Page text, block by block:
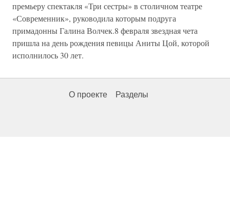
премьеру спектакля «Три сестры» в столичном театре
«Современник», руководила которым подруга
примадонны Галина Волчек.8 февраля звездная чета
пришла на день рождения певицы Аниты Цой, которой
исполнилось 30 лет.
О проекте Разделы